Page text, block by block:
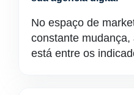
No espaço de
constante
está entre os